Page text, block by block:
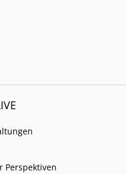
Perspektiven